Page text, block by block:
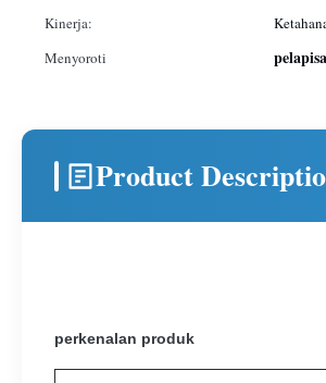
Kinerja:
Menyoroti
Product
perkenalan produk